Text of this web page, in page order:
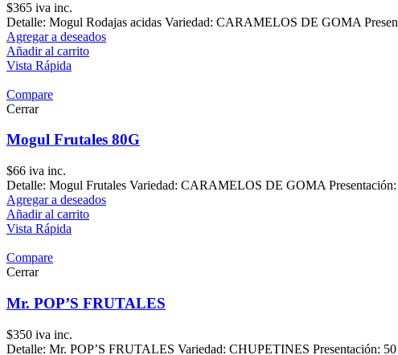
$365 iva inc.
Detalle: Mogul Rodajas acidas Variedad: CARAMELOS DE GOMA
Agregar a deseados
Añadir al carrito
Vista Rápida
Compare
Cerrar
Mogul Frutales 80G
$66 iva inc.
Detalle: Mogul Frutales Variedad: CARAMELOS DE GOMA
Agregar a deseados
Añadir al carrito
Vista Rápida
Compare
Cerrar
Mr. POP’S FRUTALES
$350 iva inc.
Detalle: Mr. POP’S FRUTALES Variedad: CHUPETINES Presentación: